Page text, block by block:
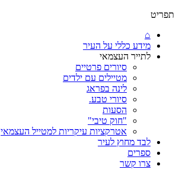
תפריט
⌂
מידע כללי על העיר
לתייר העצמאי
סיורים פרטיים
מטיילים עם ילדים
לינה בפראג
סיורי טבע.
הסעות
"חוק טיבי"
אטרקציות עיקריות למטייל העצמאי
לבד מחוץ לעיר
ספרים
צרו קשר